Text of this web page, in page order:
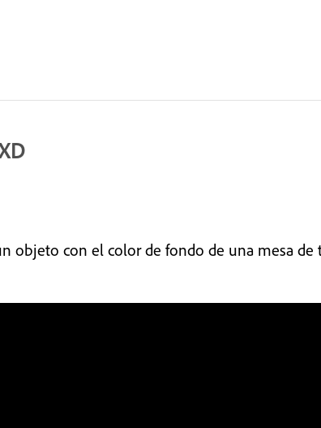
objeto con el color de fondo de una mesa